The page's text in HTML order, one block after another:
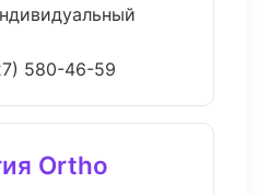
580-46-59
Ortho